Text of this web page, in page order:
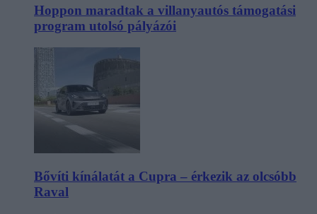
Hoppon maradtak a villanyautós támogatási
program utolsó pályázói
Bővíti kínálatát a Cupra – érkezik az olcsóbb
Raval